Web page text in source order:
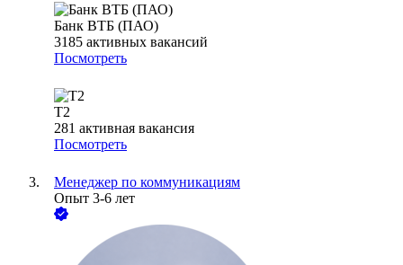
Банк ВТБ (ПАО)
3185 активных вакансий
Посмотреть
T2
281 активная вакансия
Посмотреть
Менеджер по коммуникациям
Опыт 3-6 лет